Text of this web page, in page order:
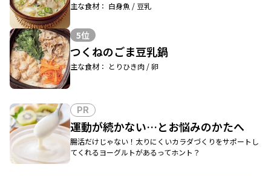
主な食材： 白身魚 / 豆乳
5位
つくねのごま豆乳鍋
主な食材： とりひき肉 / 卵
PR
運動が続かない…とお悩みのかたへ
腸活だけじゃない！太りにくいカラダづくりをサポートし
てくれるヨーグルトがあるってホント？